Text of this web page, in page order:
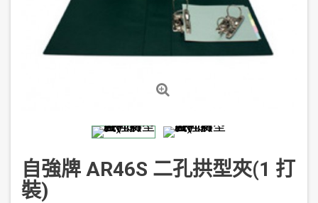
自強牌 AR46S 二孔拱型夾(1 打
裝)